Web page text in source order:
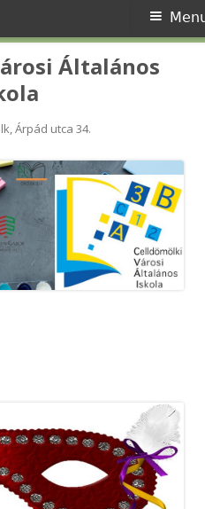
Általános
Árpád utca 34.